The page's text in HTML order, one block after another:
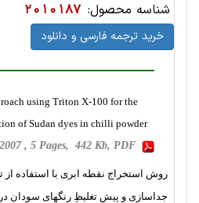
شناسه محصول: 2010187
خرید ترجمه فارسی و دانلود
using Triton X-100 for the
of Sudan dyes in chilli powder
, 5 Pages, 442 Kb, PDF
جداسازی و پیش تغلیظِ‌ رنگهای سودان